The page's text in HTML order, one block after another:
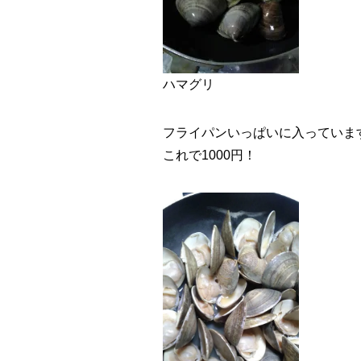
ハマグリ
フライパンいっぱいに入っていま
これで1000円！